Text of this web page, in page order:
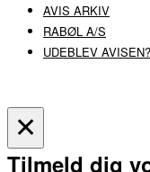
AVIS ARKIV
RABØL A/S
UDEBLEV AVISEN?
✕
Tilmeld dig